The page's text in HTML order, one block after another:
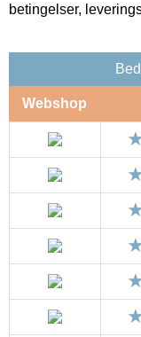
betingelser,
Webshop